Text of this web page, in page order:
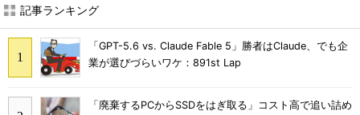
記事ランキング
「GPT-5.6 vs. Claude Fable 5」勝者はClaude、でも企
業が選びづらいワケ：891st Lap
「廃棄するPCからSSDをはぎ取る」コスト高で追い詰め